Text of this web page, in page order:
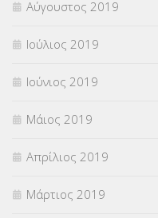
Αύγουστος 2019
Ιούλιος 2019
Ιούνιος 2019
Μάιος 2019
Απρίλιος 2019
Μάρτιος 2019